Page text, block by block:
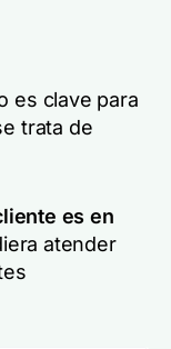
es clave para
trata de
es en
atender